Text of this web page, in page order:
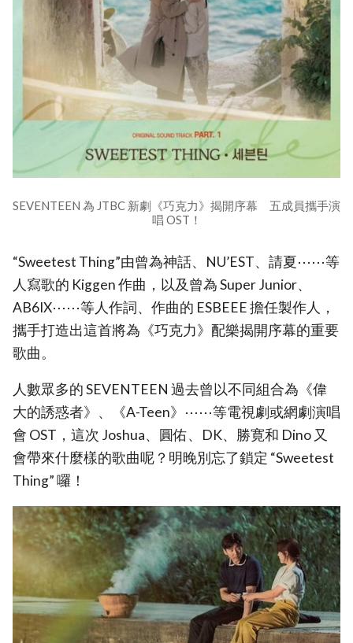
SEVENTEEN 為 JTBC 新劇《巧克力》揭開序幕 五成員攜手演
唱 OST！
“Sweetest Thing”由曾為神話、NU’EST、請夏⋯⋯等
人寫歌的 Kiggen 作曲，以及曾為 Super Junior、
AB6IX⋯⋯等人作詞、作曲的 ESBEEE 擔任製作人，
攜手打造出這首將為《巧克力》配樂揭開序幕的重要
歌曲。
人數眾多的 SEVENTEEN 過去曾以不同組合為《偉
大的誘惑者》、《A-Teen》⋯⋯等電視劇或網劇演唱
會 OST，這次 Joshua、圓佑、DK、勝寛和 Dino 又
會帶來什麼樣的歌曲呢？明晚別忘了鎖定 “Sweetest
Thing” 囉！